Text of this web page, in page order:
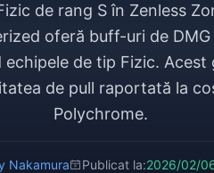
de rang S în Zenless
oferă buff-uri de
de tip Fizic.
de pull raportată la
Polychrome.
Nakamura Publicat la:2026/02/